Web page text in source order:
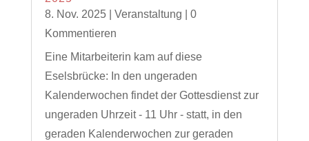
8. Nov. 2025| Veranstaltung | 0
Kommentieren
Eine Mitarbeiterin kam auf diese
Eselsbrücke: In den ungeraden
Kalenderwochen findet der Gottesdienst zur
ungeraden Uhrzeit - 11 Uhr - statt, in den
geraden Kalenderwochen zur geraden